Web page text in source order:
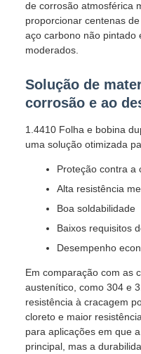
de corrosão atmosférica
proporcionar centenas
aço carbono não pintado
moderados.
Solução de
corrosão e ao
1.4410 Folha e bobina
uma solução otimizada
Proteção contra a
Alta resistência
Boa soldabilidade
Baixos requisitos
Desempenho
Em comparação com as
austenítico, como 304 e
resistência à cracagem
cloreto e maior
para aplicações em que
principal, mas a